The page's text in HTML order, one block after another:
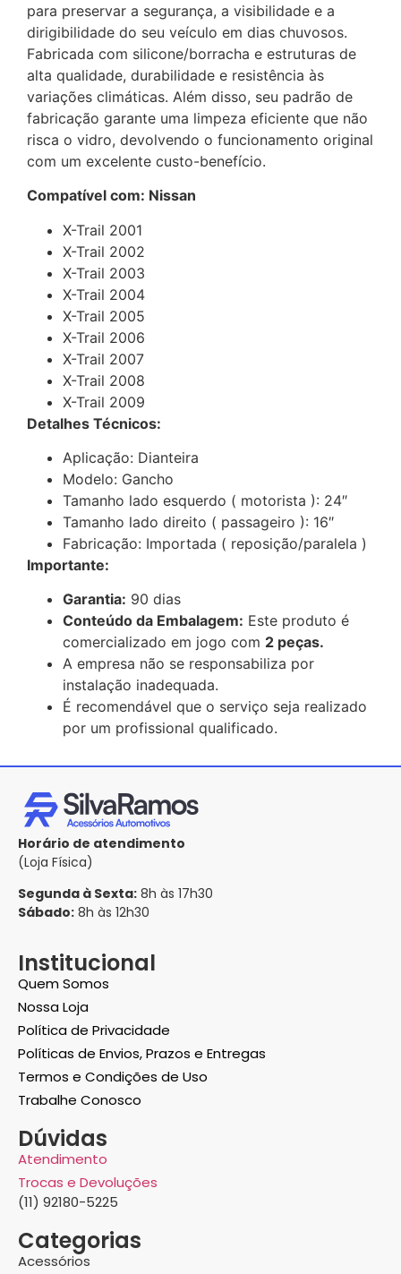
para preservar a segurança, a visibilidade e a
dirigibilidade do seu veículo em dias chuvosos.
Fabricada com silicone/borracha e estruturas de
alta qualidade, durabilidade e resistência às
variações climáticas. Além disso, seu padrão de
fabricação garante uma limpeza eficiente que não
risca o vidro, devolvendo o funcionamento original
com um excelente custo-benefício.
Compatível com: Nissan
X-Trail 2001
X-Trail 2002
X-Trail 2003
X-Trail 2004
X-Trail 2005
X-Trail 2006
X-Trail 2007
X-Trail 2008
X-Trail 2009
Detalhes Técnicos:
Aplicação: Dianteira
Modelo: Gancho
Tamanho lado esquerdo ( motorista ): 24″
Tamanho lado direito ( passageiro ): 16″
Fabricação: Importada ( reposição/paralela )
Importante:
Garantia: 90 dias
Conteúdo da Embalagem: Este produto é
comercializado em jogo com 2 peças.
A empresa não se responsabiliza por
instalação inadequada.
É recomendável que o serviço seja realizado
por um profissional qualificado.
Horário de atendimento
(Loja Física)
Segunda à Sexta: 8h às 17h30
Sábado: 8h às 12h30
Institucional
Quem Somos
Nossa Loja
Política de Privacidade
Políticas de Envios, Prazos e Entregas
Termos e Condições de Uso
Trabalhe Conosco
Dúvidas
Atendimento
Trocas e Devoluções
(11) 92180-5225
Categorias
Acessórios